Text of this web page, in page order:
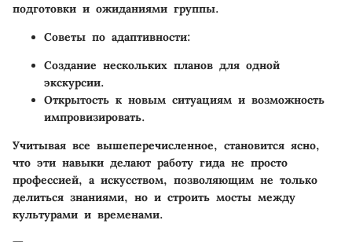
подготовки и ожиданиями группы.
Советы по адаптивности:
Создание нескольких планов для одной
экскурсии.
Открытость к новым ситуациям и возможность
импровизировать.
Учитывая все вышеперечисленное, становится ясно,
что эти навыки делают работу гида не просто
профессией, а искусством, позволяющим не только
делиться знаниями, но и строить мосты между
культурами и временами.